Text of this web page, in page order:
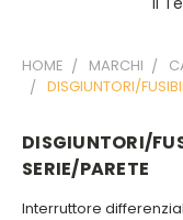
HOME MARCHI
DISGIUNTORI/
DISGIUNTORI/
SERIE/PARETE
Interruttore